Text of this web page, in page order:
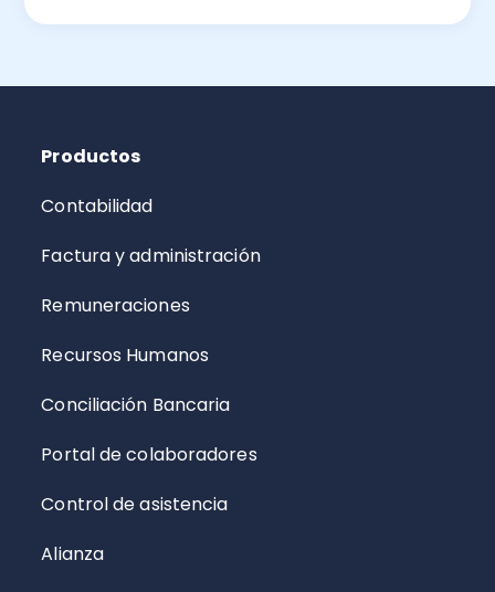
Productos
Contabilidad
Factura y administración
Remuneraciones
Recursos Humanos
Conciliación Bancaria
Portal de colaboradores
Control de asistencia
Alianza